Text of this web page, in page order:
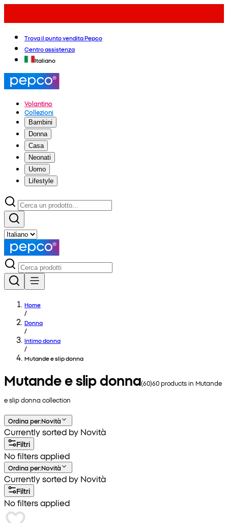
Trova il punto vendita Pepco
Centro assistenza
Italiano
Volantino
Collezioni
Bambini
Donna
Casa
Neonati
Uomo
Lifestyle
Home
/
Donna
/
Intimo donna
/
Mutande e slip donna
Mutande e slip donna(60)60products in Mutande
e slip donna collection
Ordina per:Novità
Currently sorted by Novità
Filtri
No filters applied
Ordina per:Novità
Currently sorted by Novità
Filtri
No filters applied